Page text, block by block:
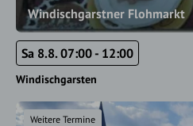
Windischgarstner Flohmarkt
Sa 8.8. 07:00 - 12:00
Windischgarsten
Weitere Termine